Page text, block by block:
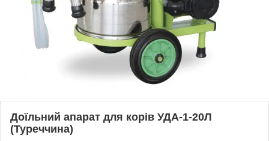
Доїльний апарат для корів УДА-1-20Л
(Туреччина)